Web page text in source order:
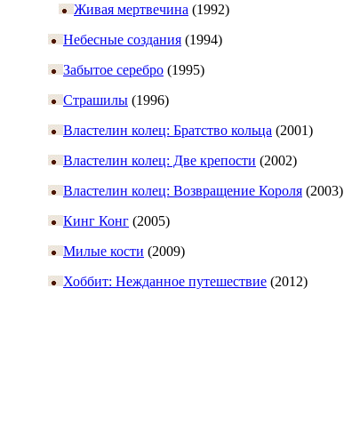
Живая мертвечина (1992)
Небесные создания (1994)
Забытое серебро (1995)
Страшилы (1996)
Властелин колец: Братство кольца (2001)
Властелин колец: Две крепости (2002)
Властелин колец: Возвращение Короля (2003)
Кинг Конг (2005)
Милые кости (2009)
Хоббит: Нежданное путешествие (2012)